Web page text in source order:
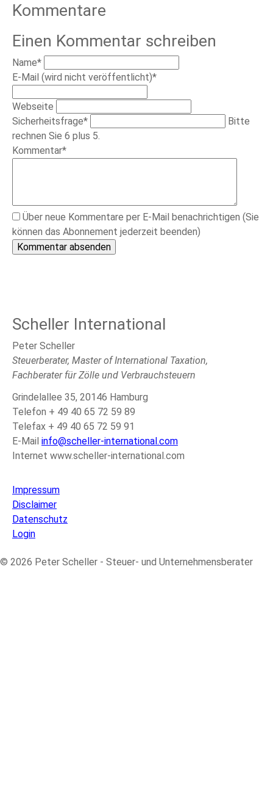
Kommentare
Einen Kommentar schreiben
Pflichtfeld
Name*
Pflichtfeld
E-Mail (wird nicht veröffentlicht)*
Webseite
Pflichtfeld
Sicherheitsfrage*
Bitte
rechnen Sie 6 plus 5.
Pflichtfeld
Kommentar*
Über neue Kommentare per E-Mail benachrichtigen (Sie
können das Abonnement jederzeit beenden)
Kommentar absenden
Scheller International
Peter Scheller
Steuerberater, Master of International Taxation,
Fachberater für Zölle und Verbrauchsteuern
Grindelallee 35, 20146 Hamburg
Telefon + 49 40 65 72 59 89
Telefax + 49 40 65 72 59 91
E-Mail info@scheller-international.com
Internet www.scheller-international.com
Impressum
Disclaimer
Datenschutz
Login
© 2026 Peter Scheller - Steuer- und Unternehmensberater